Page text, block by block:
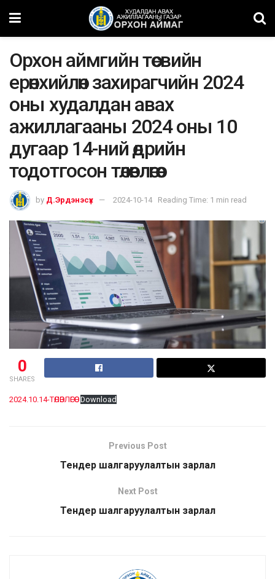
Орхон аймгийн төсвийн
ерөнхийлөн захирагчийн 2024
оны худалдан авах
ажиллагааны 2024 оны 10
дугаар 14-ний өдрийн
тодотгосон төлөвлөгөө
by Д.Эрдэнэсүх 2024-10-14 Reading Time: 1 min read
0
SHARES
2024.10.14-ТӨЛӨВЛӨГӨӨ Download
Previous Post
Тендер шалгаруулалтын зарлал
Next Post
Тендер шалгаруулалтын зарлал